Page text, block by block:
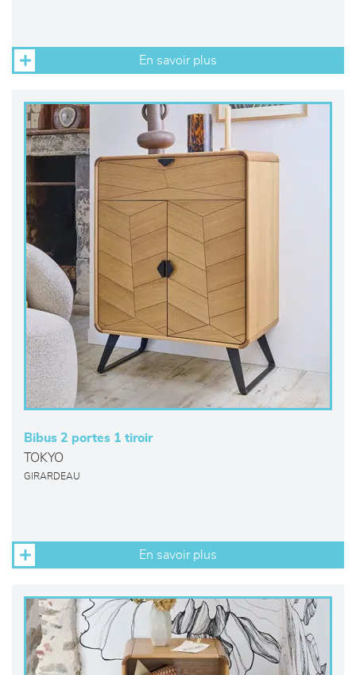
En savoir plus
Bibus 2 portes 1 tiroir
TOKYO
GIRARDEAU
En savoir plus